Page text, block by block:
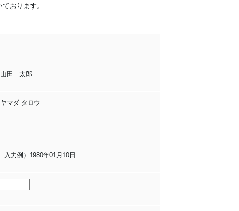
おります。
山田 太郎
マダ タロウ
入力例）1980年01月10日